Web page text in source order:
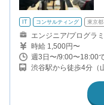
IT コンサルティング 東京都
エンジニア/プログラ
時給 1,500円〜
週3日〜/9:00〜18:00
渋谷駅から徒歩4分（